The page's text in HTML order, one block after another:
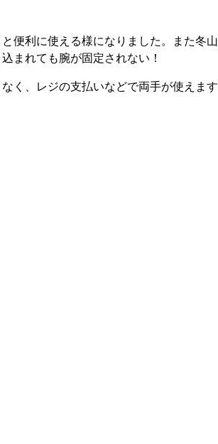
便利に使える様になりました。また冬
まれても腕が固定されない！
く、レジの支払いなどで両手が使えま